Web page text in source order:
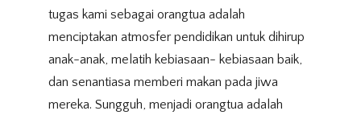
tugas kami sebagai orangtua adalah
menciptakan atmosfer pendidikan untuk dihirup
anak-anak, melatih kebiasaan- kebiasaan baik,
dan senantiasa memberi makan pada jiwa
mereka. Sungguh, menjadi orangtua adalah